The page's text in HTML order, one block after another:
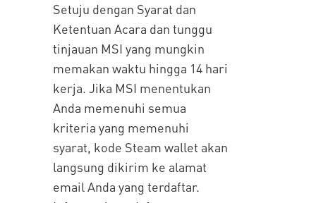
Setuju dengan Syarat dan
Ketentuan Acara dan tunggu
tinjauan MSI yang mungkin
memakan waktu hingga 14 hari
kerja. Jika MSI menentukan
Anda memenuhi semua
kriteria yang memenuhi
syarat, kode Steam wallet akan
langsung dikirim ke alamat
email Anda yang terdaftar.